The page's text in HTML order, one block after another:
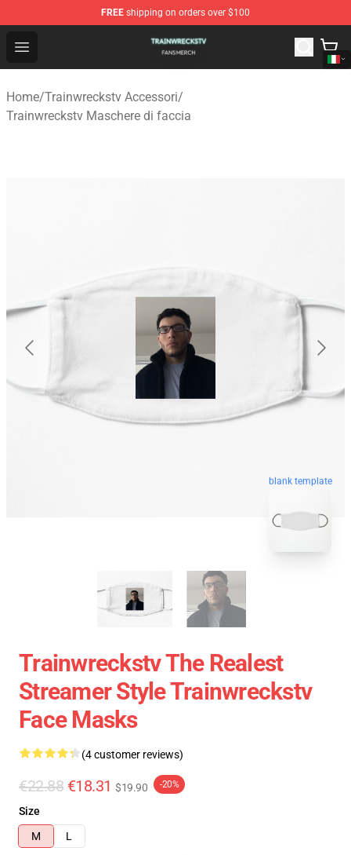
FREE shipping on orders over $100
Open menu
Trainwreckstv Shop - Official Trainwreckstv
Home/Trainwreckstv Accessori/
Trainwreckstv Maschere di faccia
blank template
Trainwreckstv The Realest
Streamer Style Trainwreckstv
Face Masks
(4 customer reviews)
€22.88 €18.31 $19.90 -20%
Size
M
L